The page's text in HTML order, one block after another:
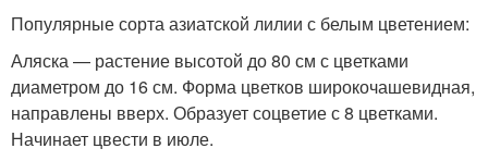
Популярные сорта азиатской лилии с белым цветением:
Аляска — растение высотой до 80 см с цветками
диаметром до 16 см. Форма цветков широкочашевидная,
направлены вверх. Образует соцветие с 8 цветками.
Начинает цвести в июле.